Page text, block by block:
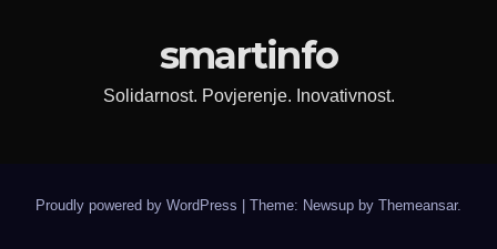
smartinfo
Solidarnost. Povjerenje. Inovativnost.
Proudly powered by WordPress Theme: Newsup by Themeansar.